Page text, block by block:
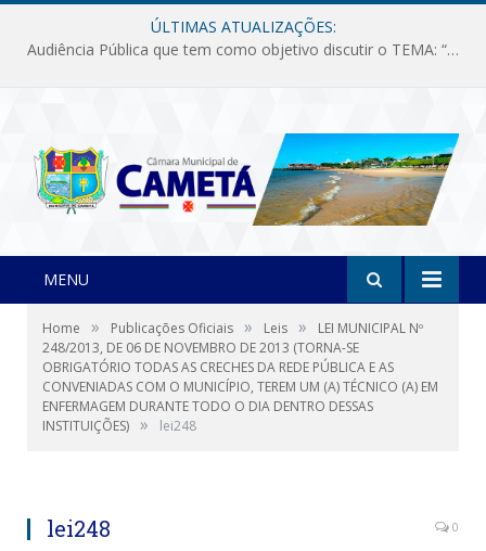
ÚLTIMAS ATUALIZAÇÕES:
Audiência Pública que tem como objetivo discutir o TEMA: “Fornecimento de Energia Elétrica em Debate: Tarifas, Qualidade e Atendimento dos Serviços”
MENU
Home » Publicações Oficiais » Leis »
LEI MUNICIPAL Nº
248/2013, DE 06 DE NOVEMBRO DE 2013 (TORNA-SE
OBRIGATÓRIO TODAS AS CRECHES DA REDE PÚBLICA E AS
CONVENIADAS COM O MUNICÍPIO, TEREM UM (A) TÉCNICO (A) EM
ENFERMAGEM DURANTE TODO O DIA DENTRO DESSAS
INSTITUIÇÕES) » lei248
lei248 0